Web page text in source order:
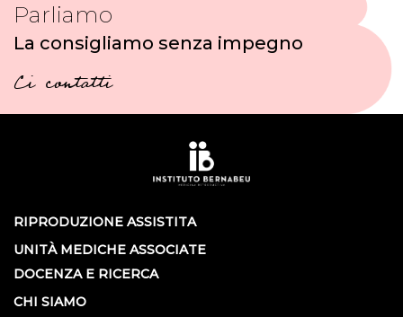
Parliamo
La consigliamo senza impegno
Ci contatti
RIPRODUZIONE ASSISTITA
UNITÀ MEDICHE ASSOCIATE
DOCENZA E RICERCA
CHI SIAMO